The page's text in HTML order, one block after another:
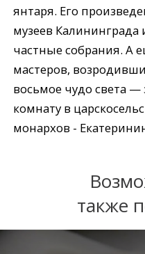
янтаря. Его
музеев Калининграда
частные собрания. А
мастеров,
восьмое чудо света
комнату в
монархов -
также